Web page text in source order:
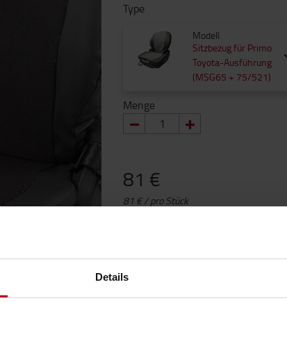
Details
Type
Modell
Sitzbezug für Primo
Toyota-Ausführung
(MSG65 + 75/521)
Menge
81 €
81 € / pro Stück